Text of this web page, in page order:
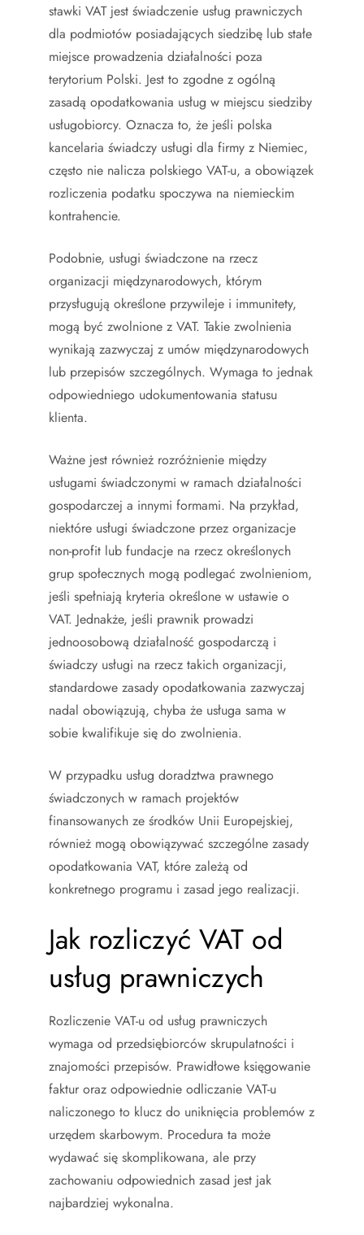
stawki VAT jest świadczenie usług prawniczych
dla podmiotów posiadających siedzibę lub stałe
miejsce prowadzenia działalności poza
terytorium Polski. Jest to zgodne z ogólną
zasadą opodatkowania usług w miejscu siedziby
usługobiorcy. Oznacza to, że jeśli polska
kancelaria świadczy usługi dla firmy z Niemiec,
często nie nalicza polskiego VAT-u, a obowiązek
rozliczenia podatku spoczywa na niemieckim
kontrahencie.
Podobnie, usługi świadczone na rzecz
organizacji międzynarodowych, którym
przysługują określone przywileje i immunitety,
mogą być zwolnione z VAT. Takie zwolnienia
wynikają zazwyczaj z umów międzynarodowych
lub przepisów szczególnych. Wymaga to jednak
odpowiedniego udokumentowania statusu
klienta.
Ważne jest również rozróżnienie między
usługami świadczonymi w ramach działalności
gospodarczej a innymi formami. Na przykład,
niektóre usługi świadczone przez organizacje
non-profit lub fundacje na rzecz określonych
grup społecznych mogą podlegać zwolnieniom,
jeśli spełniają kryteria określone w ustawie o
VAT. Jednakże, jeśli prawnik prowadzi
jednoosobową działalność gospodarczą i
świadczy usługi na rzecz takich organizacji,
standardowe zasady opodatkowania zazwyczaj
nadal obowiązują, chyba że usługa sama w
sobie kwalifikuje się do zwolnienia.
W przypadku usług doradztwa prawnego
świadczonych w ramach projektów
finansowanych ze środków Unii Europejskiej,
również mogą obowiązywać szczególne zasady
opodatkowania VAT, które zależą od
konkretnego programu i zasad jego realizacji.
Jak rozliczyć VAT od
usług prawniczych
Rozliczenie VAT-u od usług prawniczych
wymaga od przedsiębiorców skrupulatności i
znajomości przepisów. Prawidłowe księgowanie
faktur oraz odpowiednie odliczanie VAT-u
naliczonego to klucz do uniknięcia problemów z
urzędem skarbowym. Procedura ta może
wydawać się skomplikowana, ale przy
zachowaniu odpowiednich zasad jest jak
najbardziej wykonalna.